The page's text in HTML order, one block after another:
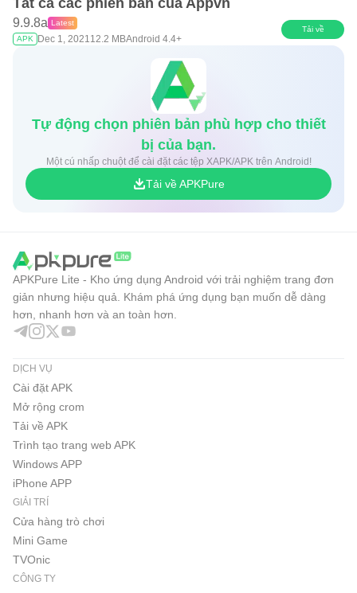
Tất cả các phiên bản của Appvn
9.9.8a Latest
APK
Dec 1, 202112.2 MBAndroid 4.4+
Tải về
Tự động chọn phiên bản phù hợp cho thiết
bị của bạn.
Một cú nhấp chuột để cài đặt các tệp XAPK/APK trên Android!
Tải về APKPure
APKPure Lite - Kho ứng dụng Android với trải nghiệm trang đơn
giản nhưng hiệu quả. Khám phá ứng dụng bạn muốn dễ dàng
hơn, nhanh hơn và an toàn hơn.
DỊCH VỤ
Cài đặt APK
Mở rộng crom
Tải về APK
Trình tạo trang web APK
Windows APP
iPhone APP
GIẢI TRÍ
Cửa hàng trò chơi
Mini Game
TVOnic
CÔNG TY